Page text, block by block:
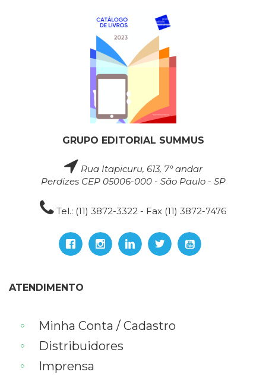
GRUPO EDITORIAL SUMMUS
Rua Itapicuru, 613, 7° andar
Perdizes CEP 05006-000 - São Paulo - SP
Tel.: (11) 3872-3322 - Fax (11) 3872-7476
ATENDIMENTO
Minha Conta / Cadastro
Distribuidores
Imprensa